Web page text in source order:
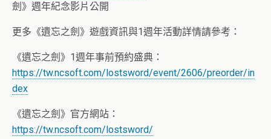
劍》週年紀念影片公開
更多《遺忘之劍》遊戲資訊與1週年活動詳情請參考：
《遺忘之劍》1週年事前預約盛典：
https://tw.ncsoft.com/lostsword/event/2606/preorder/in
dex
《遺忘之劍》官方網站：
https://tw.ncsoft.com/lostsword/